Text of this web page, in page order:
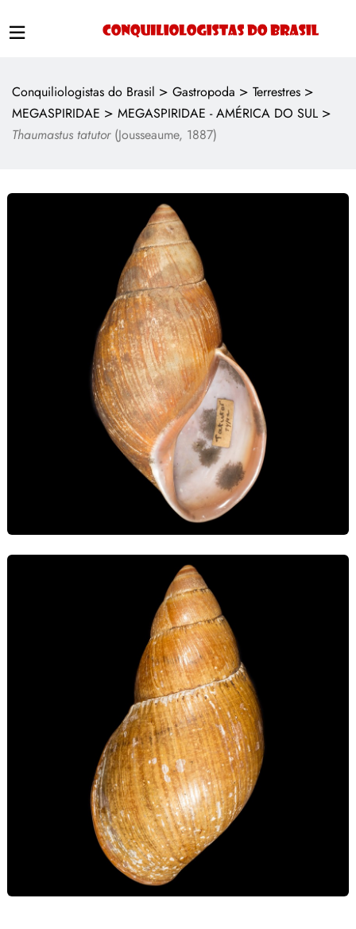
Conquiliologistas do Brasil > Gastropoda > Terrestres >
MEGASPIRIDAE > MEGASPIRIDAE - AMÉRICA DO SUL >
Thaumastus tatutor(Jousseaume, 1887)